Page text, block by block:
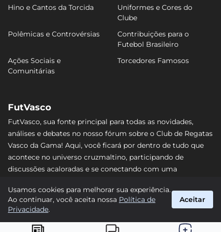
Hino e Cantos da Torcida
Uniformes e Cores do
Clube
Polêmicas e Controvérsias
Contribuições para o
Futebol Brasileiro
Ações Sociais e
Comunitárias
Torcedores Famosos
FutVasco
FutVasco, sua fonte principal para todas as novidades,
análises e debates no nosso fórum sobre o Club de Regatas
Vasco da Gama! Aqui, você ficará por dentro de tudo que
acontece no universo cruzmaltino, participando de
discussões acaloradas e se conectando com uma
nenhum lance e acompanhe de perto o caminho do Vasco
rumo às vitórias! #Vasco #FutVasco
Usamos cookies para melhorar sua experiência.
Ao continuar, você aceita nossa Política de
Privacidade.
Aceitar